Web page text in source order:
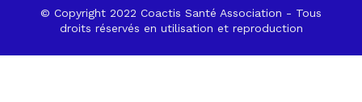
© Copyright 2022 Coactis Santé Association - Tous
droits réservés en utilisation et reproduction